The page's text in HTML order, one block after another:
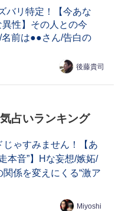
バリ特定！【今あな
性】その人との今
前は●●さん/告白の
後藤貴司
占いランキング
じゃすみません！【あ
本音”】Hな妄想/嫉妬/
係を変えにくる“激ア
Miyoshi